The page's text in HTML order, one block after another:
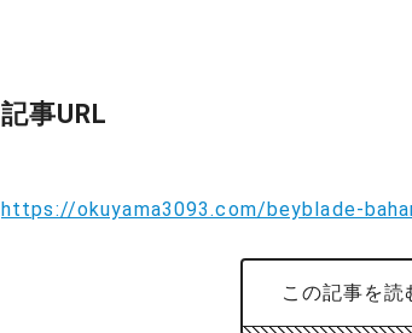
記事URL
https://okuyama3093.com/beyblade-
この記事を読